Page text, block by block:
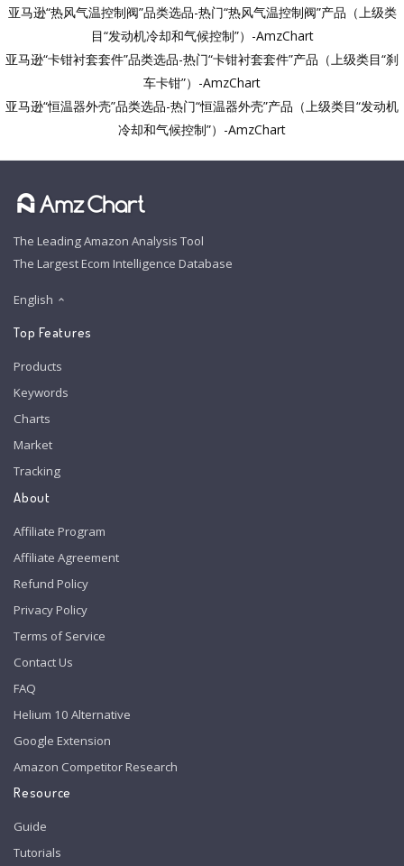
亚马逊“热风气温控制阀”品类选品-热门“热风气温控制阀”产品（上级类
目“发动机冷却和气候控制”）-AmzChart
亚马逊“卡钳衬套套件”品类选品-热门“卡钳衬套套件”产品（上级类目“刹
车卡钳”）-AmzChart
亚马逊“恒温器外壳”品类选品-热门“恒温器外壳”产品（上级类目“发动机
冷却和气候控制”）-AmzChart
The Leading Amazon Analysis Tool
The Largest Ecom Intelligence Database
English
Top Features
Products
Keywords
Charts
Market
Tracking
About
Affiliate Program
Affiliate Agreement
Refund Policy
Privacy Policy
Terms of Service
Contact Us
FAQ
Helium 10 Alternative
Google Extension
Amazon Competitor Research
Resource
Guide
Tutorials